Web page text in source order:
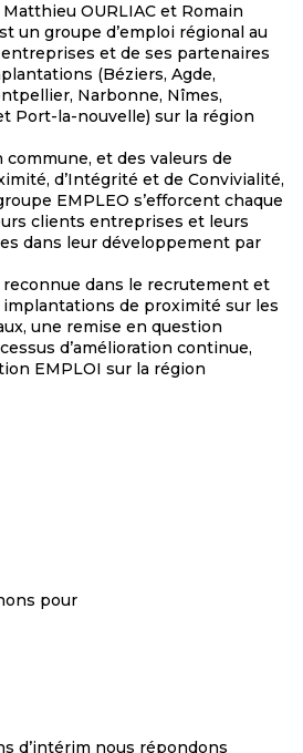
OURLIAC et Romain
un groupe d’emploi régional au
et de ses partenaires
(Béziers, Agde,
Narbonne, Nîmes,
Port-la-nouvelle) sur la région
et des valeurs de
d’Intégrité et de Convivialité,
EMPLEO s’efforcent chaque
clients entreprises et leurs
dans leur développement par
reconnue dans le recrutement et
implantations de proximité sur les
une remise en question
d’amélioration continue,
EMPLOI sur la région
pour
d’intérim nous répondons